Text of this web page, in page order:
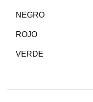
NEGRO
ROJO
VERDE